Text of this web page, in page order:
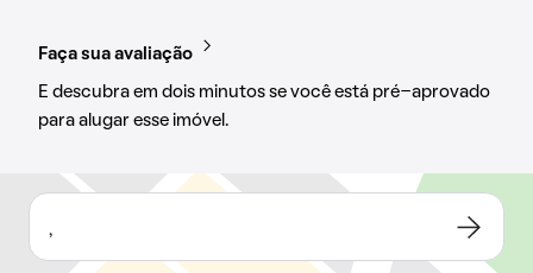
Faça sua avaliação
E descubra em dois minutos se você está pré-aprovado
para alugar esse imóvel.
,